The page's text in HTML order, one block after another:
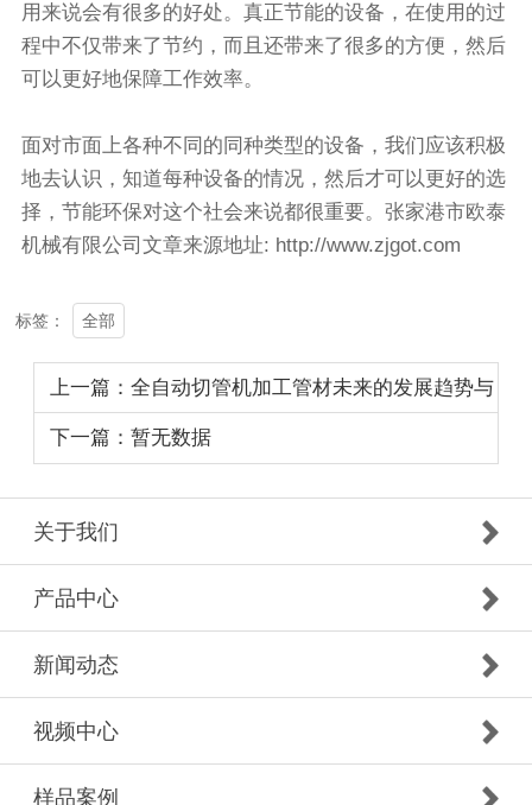
用来说会有很多的好处。真正节能的设备，在使用的过
程中不仅带来了节约，而且还带来了很多的方便，然后
可以更好地保障工作效率。
面对市面上各种不同的同种类型的设备，我们应该积极
地去认识，知道每种设备的情况，然后才可以更好的选
择，节能环保对这个社会来说都很重要。 张家港市欧泰
机械有限公司 文章来源地址: http://www.zjgot.com
标签： 全部
上一篇：全自动切管机加工管材未来的发展趋势与
应用
下一篇：暂无数据
关于我们
产品中心
新闻动态
视频中心
样品案例